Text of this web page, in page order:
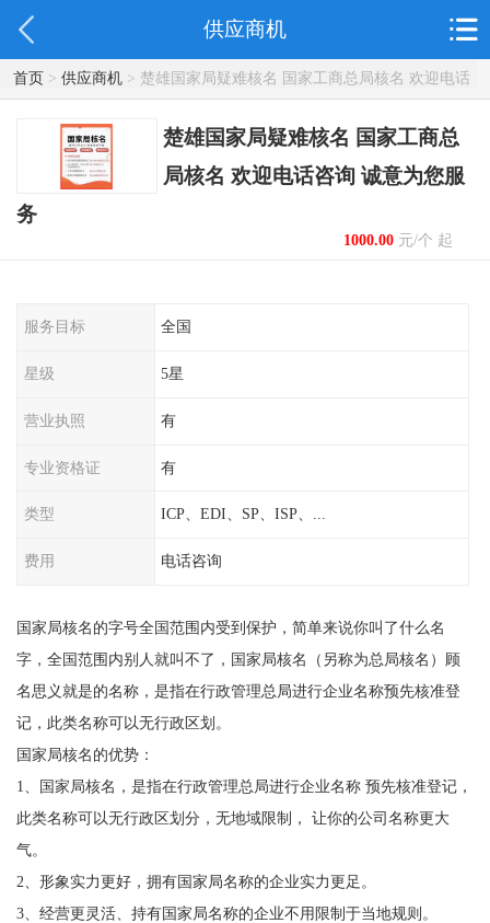
供应商机
首页> 供应商机> 楚雄国家局疑难核名 国家工商总局核名 欢迎电话
咨询 诚意为您服务
楚雄国家局疑难核名 国家工商总
局核名 欢迎电话咨询 诚意为您服
务
1000.00元/个 起
服务目标 全国
星级 5星
营业执照 有
专业资格证 有
类型 ICP、EDI、SP、ISP、...
费用 电话咨询
国家局核名的字号全国范围内受到保护，简单来说你叫了什么名
字，全国范围内别人就叫不了，国家局核名（另称为总局核名）顾
名思义就是的名称，是指在行政管理总局进行企业名称预先核准登
记，此类名称可以无行政区划。
国家局核名的优势：
1、国家局核名，是指在行政管理总局进行企业名称 预先核准登记，
此类名称可以无行政区划分，无地域限制， 让你的公司名称更大
气。
2、形象实力更好，拥有国家局名称的企业实力更足。
3、经营更灵活、持有国家局名称的企业不用限制于当地规则。